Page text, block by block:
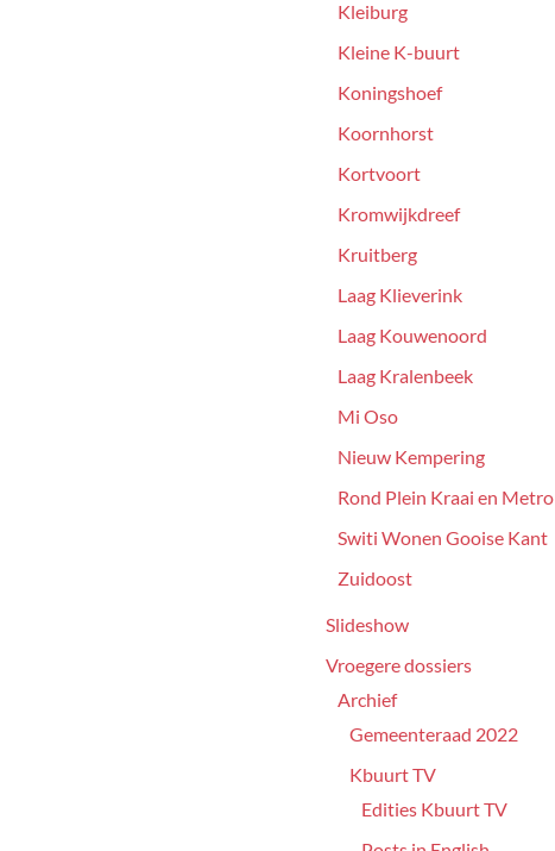
Kleiburg
Kleine K-buurt
Koningshoef
Koornhorst
Kortvoort
Kromwijkdreef
Kruitberg
Laag Klieverink
Laag Kouwenoord
Laag Kralenbeek
Mi Oso
Nieuw Kempering
Rond Plein Kraai en Metro
Switi Wonen Gooise Kant
Zuidoost
Slideshow
Vroegere dossiers
Archief
Gemeenteraad 2022
Kbuurt TV
Edities Kbuurt TV